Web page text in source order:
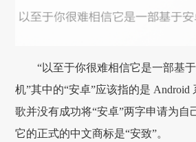
“以至于你很难相信它是一部基
机”其中的“安卓”应该指的是 Android
歌并没有成功将“安卓”两字申请为自
它的正式的中文商标是“安致”。